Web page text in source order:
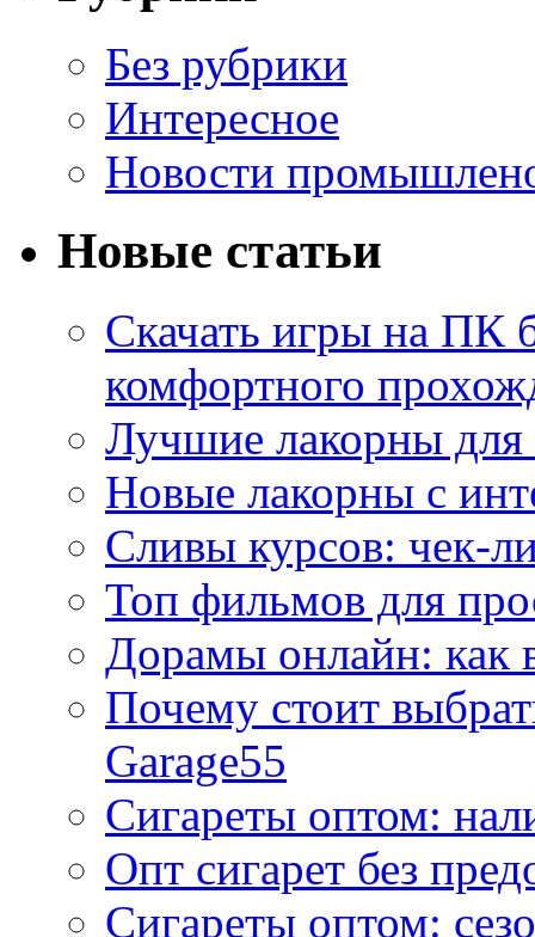
Без рубрики
Интересное
Новости
Новые статьи
Скачать игры на ПК
комфортного
Лучшие лакорны для
Новые лакорны с
Сливы курсов: чек-
Топ фильмов для
Дорамы онлайн: как
Почему стоит
Garage55
Сигареты оптом:
Опт сигарет без
Сигареты оптом: